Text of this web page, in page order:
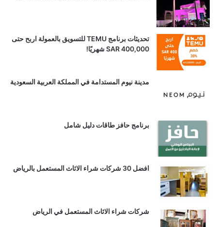
تحديثات برنامج TEMU للتسويق بالعمولة اربح حتى
SAR 400,000 شهريًا!
مدينة نيوم المستدامة في المملكة العربية السعودية
برنامج حافز طاقات دليل شامل
افضل 30 شركات شراء الاثاث المستعمل بالرياض
شركات شراء الاثاث المستعمل في الرياض